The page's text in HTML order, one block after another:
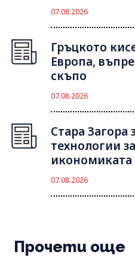
07.08.2026
Гръцкото
Европа,
скъпо
07.08.2026
Стара Загора
технологии
икономиката
07.08.2026
Прочети още